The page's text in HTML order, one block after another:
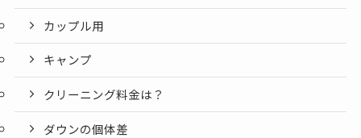
カップル用
キャンプ
クリーニング料金は？
ダウンの個体差